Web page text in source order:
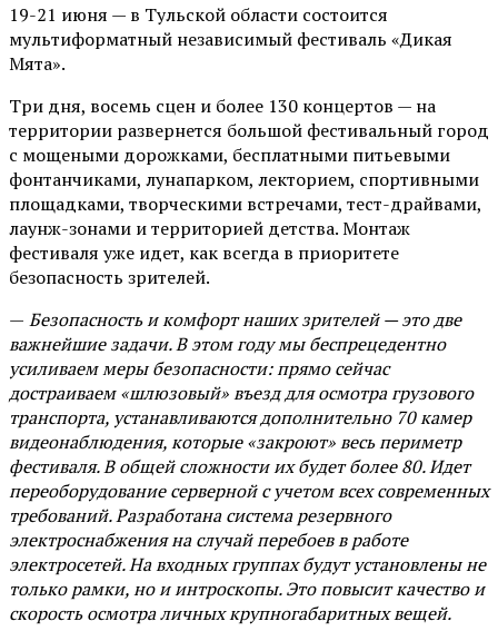
19-21 июня — в Тульской области состоится
мультиформатный независимый фестиваль «Дикая
Мята».
Три дня, восемь сцен и более 130 концертов — на
территории развернется большой фестивальный город
с мощеными дорожками, бесплатными питьевыми
фонтанчиками, лунапарком, лекторием, спортивными
площадками, творческими встречами, тест-драйвами,
лаунж-зонами и территорией детства. Монтаж
фестиваля уже идет, как всегда в приоритете
безопасность зрителей.
— Безопасность и комфорт наших зрителей — это две
важнейшие задачи. В этом году мы беспрецедентно
усиливаем меры безопасности: прямо сейчас
достраиваем «шлюзовый» въезд для осмотра грузового
транспорта, устанавливаются дополнительно 70 камер
видеонаблюдения, которые «закроют» весь периметр
фестиваля. В общей сложности их будет более 80. Идет
переоборудование серверной с учетом всех современных
требований. Разработана система резервного
электроснабжения на случай перебоев в работе
электросетей. На входных группах будут установлены не
только рамки, но и интроскопы. Это повысит качество и
скорость осмотра личных крупногабаритных вещей.